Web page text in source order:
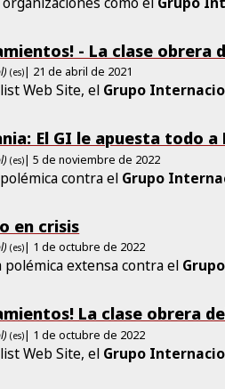
- La clase obrera
(es)| 21 de abril de 2021
Web Site, el Grupo
El GI le apuesta todo a
(es)| 5 de noviembre de 2022
contra el Grupo
en crisis
(es)| 1 de octubre de 2022
extensa contra el Grupo
La clase obrera
(es)| 1 de octubre de 2022
Web Site, el Grupo